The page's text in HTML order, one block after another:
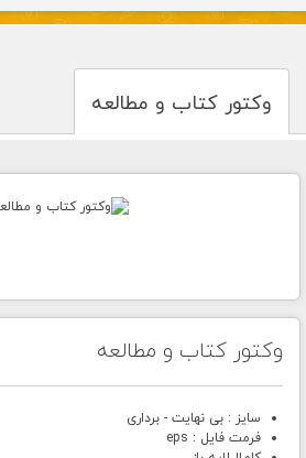
وکتور کتاب و مطالعه
وکتور کتاب و مطالعه
سایز : بی نهایت - برداری
فرمت فایل : eps